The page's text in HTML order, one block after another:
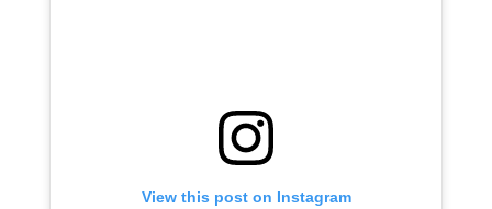
View this post on Instagram